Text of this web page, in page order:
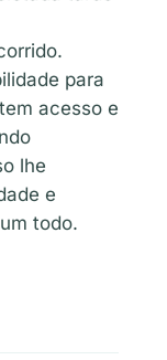
para
acesso e
lhe
e
todo.